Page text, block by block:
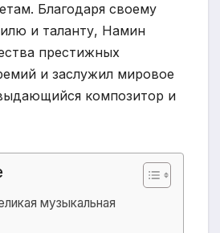
Благодаря своему
и таланту, Намин
престижных
и заслужил мировое
композитор и
музыкальная